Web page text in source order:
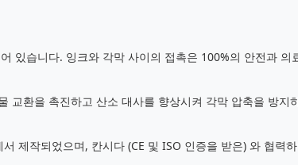
있습니다. 잉크와 각막 사이의 접촉은 100%의 안전과 의
교환을 촉진하고 산소 대사를 향상시켜 각막 압축을 방지
제작되었으며, 칸시다 (CE 및 ISO 인증을 받은) 와 협력